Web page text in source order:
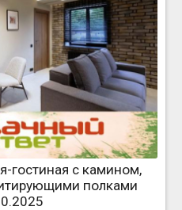
гостиная с камином,
полками